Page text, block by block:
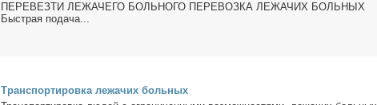
ПЕРЕВЕЗТИ ЛЕЖАЧЕГО БОЛЬНОГО ПЕРЕВОЗКА ЛЕЖАЧИХ БОЛЬНЫХ
Быст­рая по­да­ча...
Транс­пор­ти­ров­ка ле­жа­чих боль­ных